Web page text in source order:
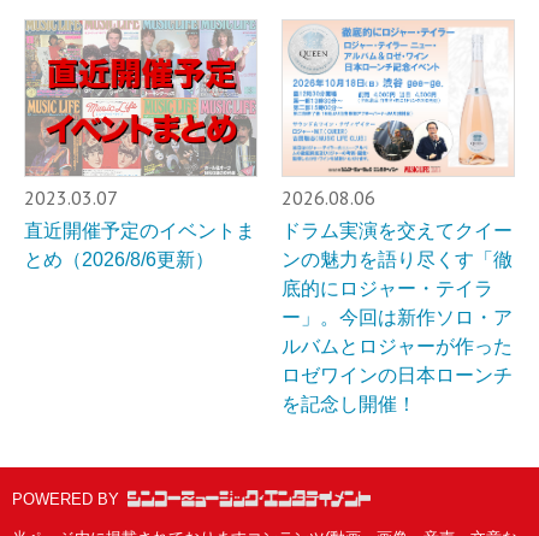
2023.03.07
直近開催予定のイベントま
とめ（2026/8/6更新）
2026.08.06
ドラム実演を交えてクイー
ンの魅力を語り尽くす「徹
底的にロジャー・テイラ
ー」。今回は新作ソロ・ア
ルバムとロジャーが作った
ロゼワインの日本ローンチ
を記念し開催！
POWERED BY